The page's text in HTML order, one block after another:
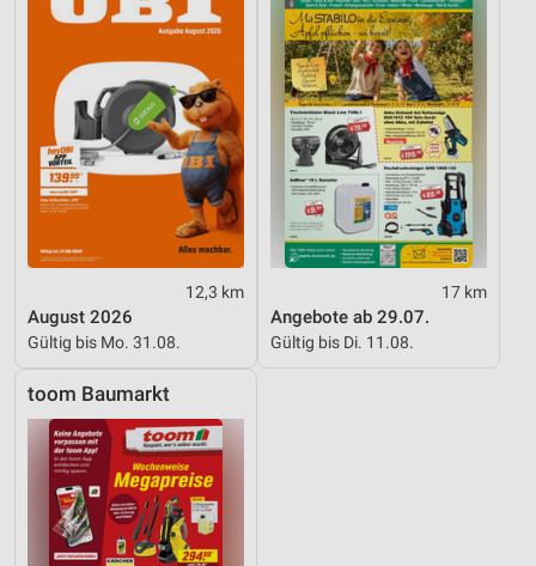
12,3 km
August 2026
Gültig bis Mo. 31.08.
17 km
Angebote ab 29.07.
Gültig bis Di. 11.08.
toom Baumarkt